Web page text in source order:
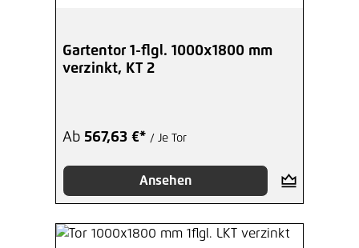
Gartentor 1-flgl. 1000x1800 mm
verzinkt, KT 2
Ab 567,63 €* / Je Tor
Ansehen